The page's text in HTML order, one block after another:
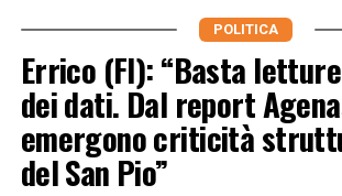
POLITICA
Errico (FI): “Basta
dei dati. Dal report
emergono criticità
del San Pio”